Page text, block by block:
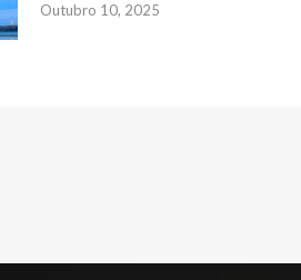
Outubro 10, 2025